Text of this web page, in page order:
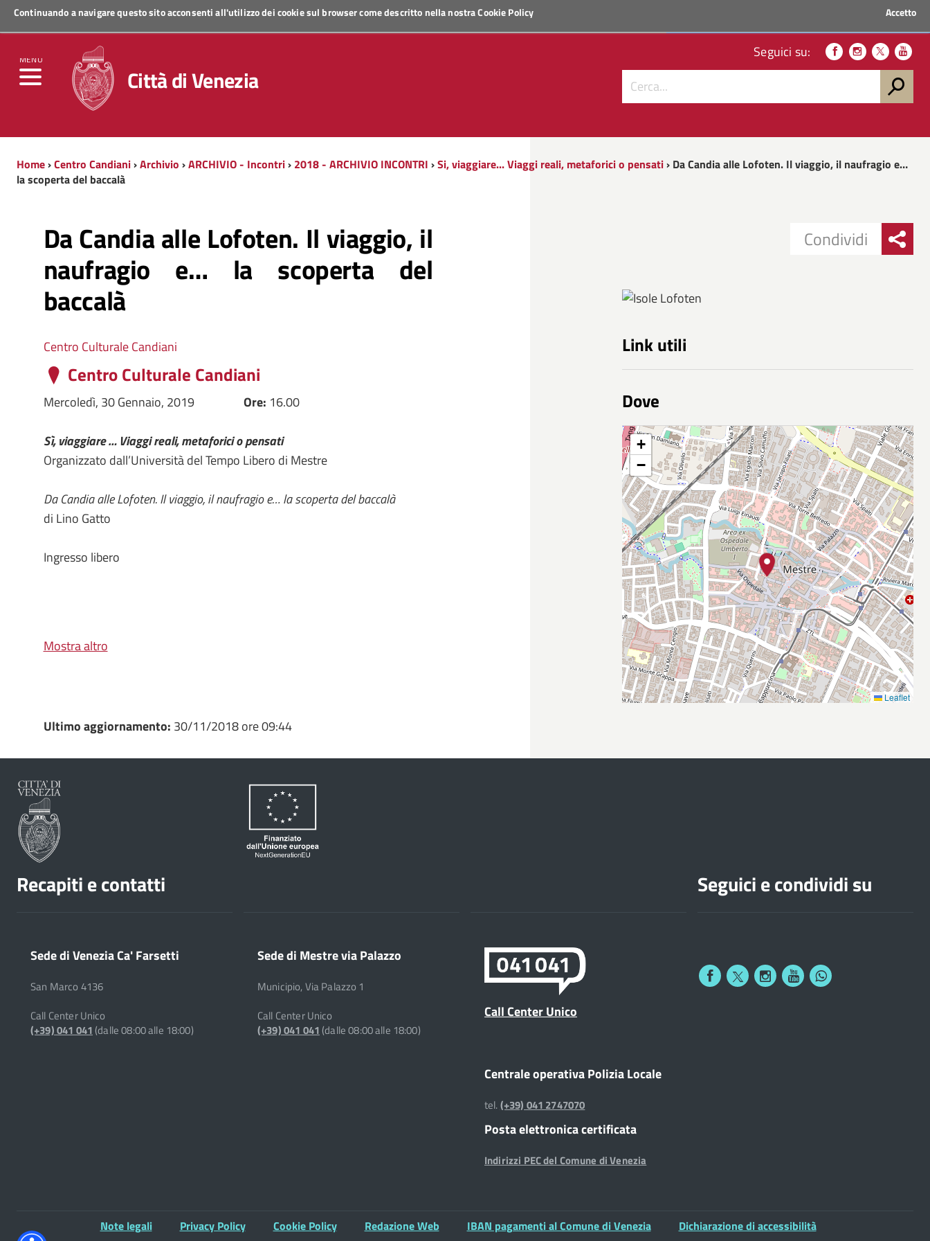
Continuando a navigare questo sito acconsenti all'utilizzo dei cookie sul browser come descritto nella nostraCookie Policy Accetto
MENU
Regione Veneto
Città di Venezia
Seguici su:
Home›Centro Candiani›Archivio ›ARCHIVIO - Incontri› 2018 - ARCHIVIO INCONTRI ›Si, viaggiare... Viaggi reali, metaforici o pensati› Da Candia alle Lofoten. Il viaggio, il naufragio e…
la scoperta del baccalà
Da Candia alle Lofoten. Il viaggio, il
naufragio e… la scoperta del
baccalà
Centro Culturale Candiani
Centro Culturale Candiani
Mercoledì, 30 Gennaio, 2019 Ore: 16.00
Sì, viaggiare … Viaggi reali, metaforici o pensati
Organizzato dall’Università del Tempo Libero di Mestre
Da Candia alle Lofoten. Il viaggio, il naufragio e… la scoperta del baccalà
di Lino Gatto
Ingresso libero
Mostra altro
Condividi
Link utili
Dove
+
−
Leaflet
Ultimo aggiornamento: 30/11/2018 ore 09:44
Recapiti e contatti
Sede di Venezia Ca' Farsetti
San Marco 4136
Call Center Unico
(+39) 041 041(dalle 08:00 alle 18:00)
Sede di Mestre via Palazzo
Municipio, Via Palazzo 1
Call Center Unico
(+39) 041 041(dalle 08:00 alle 18:00)
Call Center Unico
Centrale operativa Polizia Locale
tel.(+39) 041 2747070
Posta elettronica certificata
Indirizzi PEC del Comune di Venezia
Seguici e condividi su
Note legali Privacy Policy Cookie Policy Redazione Web IBAN pagamenti al Comune di Venezia
Dichiarazione di accessibilità